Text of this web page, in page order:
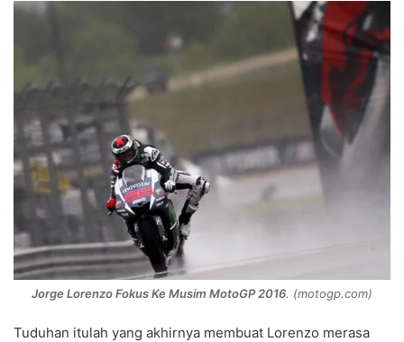
Jorge Lorenzo Fokus Ke Musim MotoGP 2016. (motogp.com)
Tuduhan itulah yang akhirnya membuat Lorenzo merasa